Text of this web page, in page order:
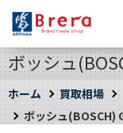
ボッシュ
ホーム 買取相場
ボッシュ(BOSCH)